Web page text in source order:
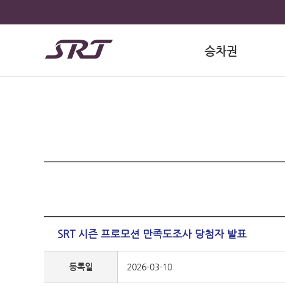
승차권
SRT 시즌 프로모션 만족도조사 당첨자 발표
등록일 2026-03-10